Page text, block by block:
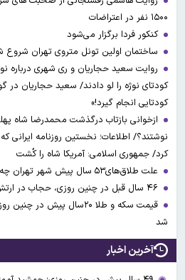
۱۵۰۰ نفر در اعتراضات
کنکور فردا برگزار می‌شود
ساختمان اولین تونل متروی تهران شروع
روایت سعید حجاریان و ری شهری درباره
کودتای نوژه را لو دادند/ سعید حجاریان
کودتایی انجام گیرد!»
ازخوانی بازتاب درگذشت محمدرضا شاه
نوشتند؟/ اطلاعات؛ نخستین روزنامه ایرانی
کرد/ جمهوری اسلامی: آمریکا شاه را کُشت
علت طلاق‌های۵۳ سال پیش شهر تهران چه بود؟
شد
آخرین اخبار